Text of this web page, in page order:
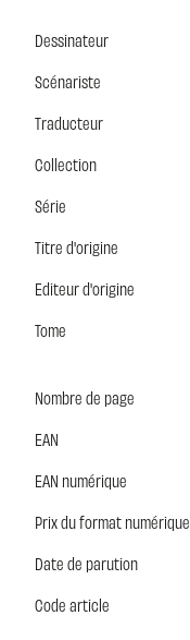
Dessinateur
Scénariste
Traducteur
Collection
Série
Titre d'origine
Editeur d'origine
Tome
Nombre de page
EAN
EAN numérique
Prix du format numérique
Date de parution
Code article